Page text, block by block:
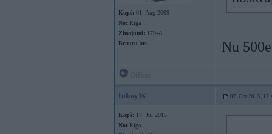
Kopš: 01. Aug 2009
No: Rīga
Ziņojumi: 17948
Braucu ar:
Nu
JohnyW 07. Oct 2015,
Kopš: 17. Jul 2015
No: Rīga